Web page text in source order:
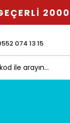
074 13 15